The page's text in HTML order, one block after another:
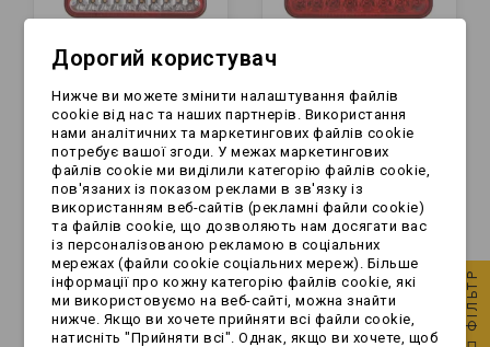
TRACK - LED -
trójkątna | PRAWA
129,99 zł
TRACK - LED -
trójkątna | LEWA
129,99 zł
ФІЛЬТР
Дорогий користувач
Нижче ви можете змінити налаштування файлів
cookie від нас та наших партнерів. Використання
нами аналітичних та маркетингових файлів cookie
потребує вашої згоди. У межах маркетингових
файлів cookie ми виділили категорію файлів cookie,
пов'язаних із показом реклами в зв'язку із
використанням веб-сайтів (рекламні файли cookie)
та файлів cookie, що дозволяють нам досягати вас
із персоналізованою рекламою в соціальних
мережах (файли cookie соціальних мереж). Більше
інформації про кожну категорію файлів cookie, які
ми використовуємо на веб-сайті, можна знайти
нижче. Якщо ви хочете прийняти всі файли cookie,
натисніть "Прийняти всі". Однак, якщо ви хочете, щоб